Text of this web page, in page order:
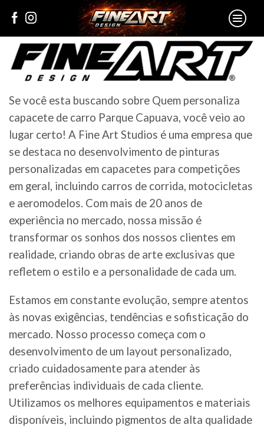
Se você esta buscando sobre Quem personaliza
capacete de carro Parque Capuava, você veio ao
lugar certo! A Fine Art Studios é uma empresa que
se destaca no desenvolvimento de pinturas
personalizadas em capacetes para competições
em geral, incluindo carros de corrida, motocicletas
e aeromodelos. Com mais de 20 anos de
experiência no mercado, nossa missão é
transformar os sonhos dos nossos clientes em
realidade, criando obras de arte exclusivas que
refletem o estilo e a personalidade de cada um.
Estamos em constante evolução, sempre atentos
às novas exigências, tendências e sofisticação do
mercado. Nosso processo começa com o
desenvolvimento de um layout personalizado,
criado cuidadosamente para atender às
preferências individuais de cada cliente.
Utilizamos os melhores equipamentos e materiais
disponíveis, incluindo pigmentos de alta qualidade